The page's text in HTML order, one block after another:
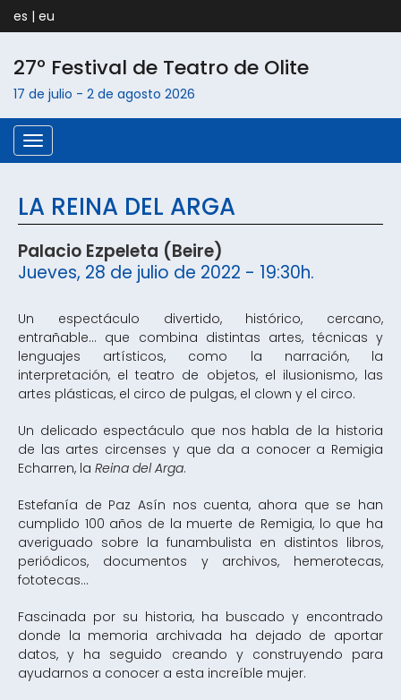
es | eu
27º Festival de Teatro de Olite
17 de julio - 2 de agosto 2026
Menú
LA REINA DEL ARGA
Palacio Ezpeleta (Beire)
Jueves, 28 de julio de 2022 - 19:30h.
Un espectáculo divertido, histórico, cercano,
entrañable... que combina distintas artes, técnicas y
lenguajes artísticos, como la narración, la
interpretación, el teatro de objetos, el ilusionismo, las
artes plásticas, el circo de pulgas, el clown y el circo.
Un delicado espectáculo que nos habla de la historia
de las artes circenses y que da a conocer a Remigia
Echarren, la Reina del Arga.
Estefanía de Paz Asín nos cuenta, ahora que se han
cumplido 100 años de la muerte de Remigia, lo que ha
averiguado sobre la funambulista en distintos libros,
periódicos, documentos y archivos, hemerotecas,
fototecas…
Fascinada por su historia, ha buscado y encontrado
donde la memoria archivada ha dejado de aportar
datos, y ha seguido creando y construyendo para
ayudarnos a conocer a esta increíble mujer.